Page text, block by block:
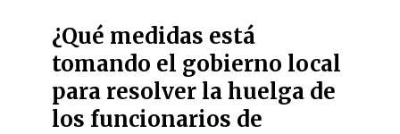
¿Qué medidas está
tomando el gobierno local
para resolver la huelga de
los funcionarios de